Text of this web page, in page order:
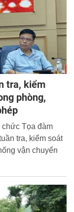
tra, kiểm
phòng,
chức Tọa đàm
tra, kiểm soát
vận chuyển